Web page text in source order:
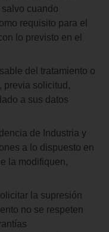
cuando
requisito para el
lo previsto en el
del tratamiento o
previa solicitud,
a sus datos
de Industria y
a lo dispuesto en
la modifiquen,
la supresión
no se respeten